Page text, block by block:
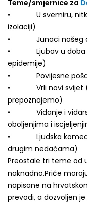
Teme/smjernice za
• U svemiru, nitko
izolaciji)
• Junaci našeg
• Ljubav u doba
epidemije)
• Povijesne
• Vrli novi svijet
prepoznajemo)
• Vidanje i
oboljenjima i
• Ljudska
drugim nedaćama)
Preostale tri teme od
naknadno.Priče
napisane na
prevodi, a dozvoljen